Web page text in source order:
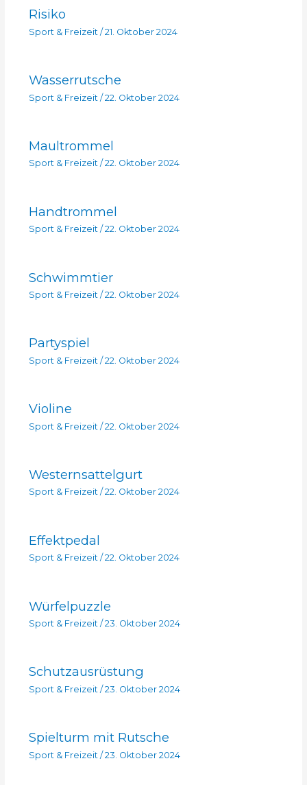
Risiko
Sport & Freizeit /21. Oktober 2024
Wasserrutsche
Sport & Freizeit /22. Oktober 2024
Maultrommel
Sport & Freizeit/ 22. Oktober 2024
Handtrommel
Sport & Freizeit/ 22. Oktober 2024
Schwimmtier
Sport & Freizeit / 22. Oktober 2024
Partyspiel
Sport & Freizeit / 22. Oktober 2024
Violine
Sport & Freizeit /22. Oktober 2024
Westernsattelgurt
Sport & Freizeit/ 22. Oktober 2024
Effektpedal
Sport & Freizeit/ 22. Oktober 2024
Würfelpuzzle
Sport & Freizeit/ 23. Oktober 2024
Schutzausrüstung
Sport & Freizeit / 23. Oktober 2024
Spielturm mit Rutsche
Sport & Freizeit /23. Oktober 2024